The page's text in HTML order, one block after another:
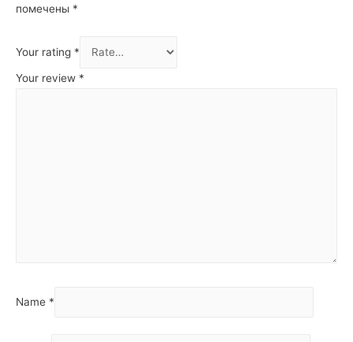
помечены *
Your rating *
Your review *
Name *